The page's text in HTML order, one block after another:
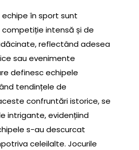
în sport sunt
intensă și de
reflectând adesea
sau evenimente
definesc echipele
tendințele de
confruntări istorice, se
intrigante, evidențiind
s-au descurcat
celeilalte. Jocurile